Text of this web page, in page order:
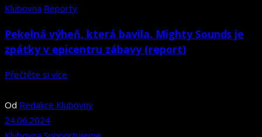
Klubovna Reporty
Pekelná výheň, která bavila. Mighty Sounds je
zpátky v epicentru zábavy (report)
Přečtěte si více
Od Redakce Klubovny
24.06.2024